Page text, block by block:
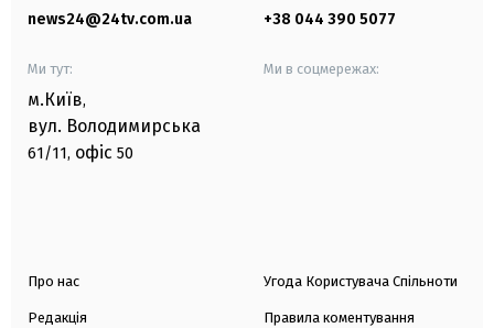
news24@24tv.com.ua +38 044 390 5077
Ми тут:
м.Київ,
вул. Володимирська
61/11, офіс 50
Ми в соцмережах:
Про нас
Редакція
Угода Користувача Спільноти
Правила коментування